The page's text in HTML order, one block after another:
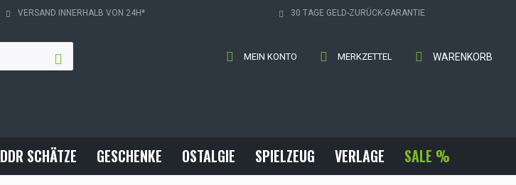
VERSAND INNERHALB VON 24H* 30 TAGE GELD-ZURÜCK-GARANTIE
WARENKORB
MERKZETTEL
MEIN KONTO
DDR SCHÄTZE GESCHENKE OSTALGIE SPIELZEUG VERLAGE SALE %